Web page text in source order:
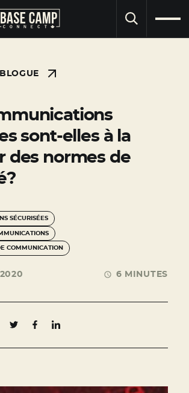
sont-elles à la
des normes de
6 MINUTES
SÉCURISÉES
COMMUNICATION